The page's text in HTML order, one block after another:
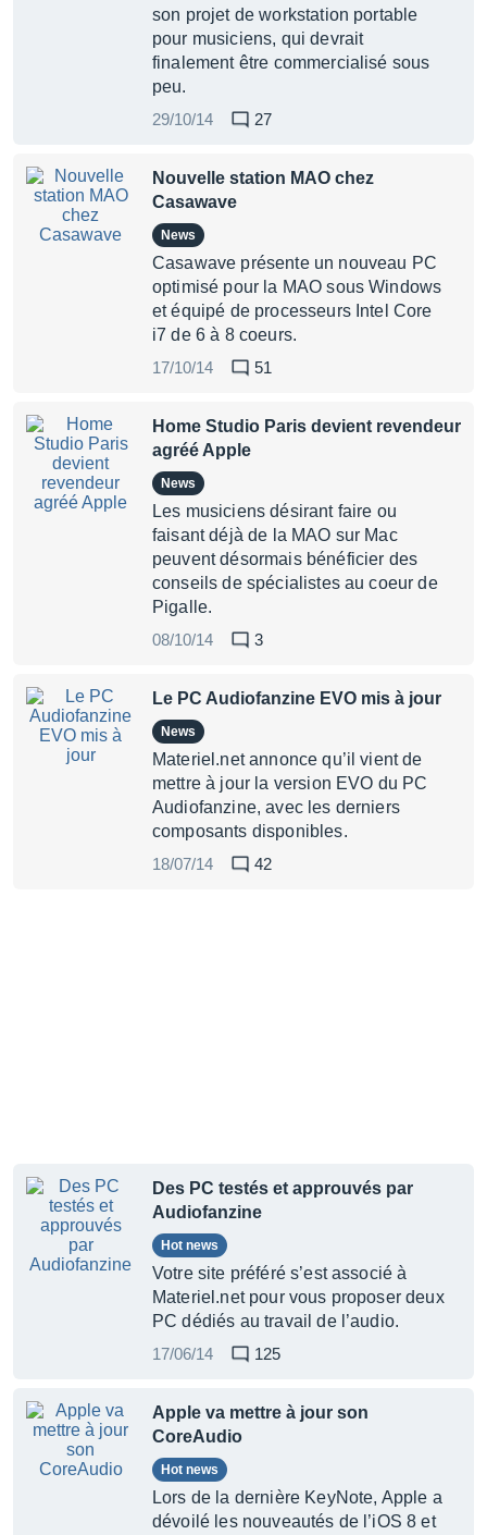
son projet de workstation portable
pour musiciens, qui devrait
finalement être commercialisé sous
peu.
29/10/14
27
Nouvelle station MAO chez
Casawave
News
Casawave présente un nouveau PC
optimisé pour la MAO sous Windows
et équipé de processeurs Intel Core
i7 de 6 à 8 coeurs.
17/10/14
51
Home Studio Paris devient revendeur
agréé Apple
News
Les musiciens désirant faire ou
faisant déjà de la MAO sur Mac
peuvent désormais bénéficier des
conseils de spécialistes au coeur de
Pigalle.
08/10/14
3
Le PC Audiofanzine EVO mis à jour
News
Materiel.net annonce qu’il vient de
mettre à jour la version EVO du PC
Audiofanzine, avec les derniers
composants disponibles.
18/07/14
42
Des PC testés et approuvés par
Audiofanzine
Hot news
Votre site préféré s’est associé à
Materiel.net pour vous proposer deux
PC dédiés au travail de l’audio.
17/06/14
125
Apple va mettre à jour son
CoreAudio
Hot news
Lors de la dernière KeyNote, Apple a
dévoilé les nouveautés de l’iOS 8 et